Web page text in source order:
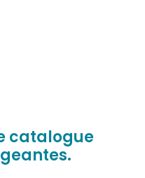
catalogue